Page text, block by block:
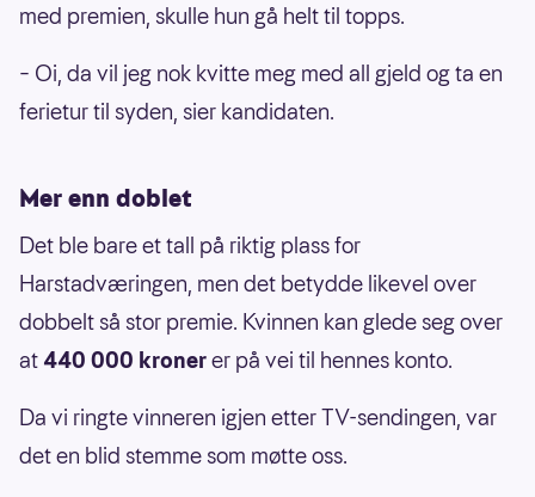
med premien, skulle hun gå helt til topps.
– Oi, da vil jeg nok kvitte meg med all gjeld og ta en
ferietur til syden, sier kandidaten.
Mer enn doblet
Det ble bare et tall på riktig plass for
Harstadværingen, men det betydde likevel over
dobbelt så stor premie. Kvinnen kan glede seg over
at 440 000 kronerer på vei til hennes konto.
Da vi ringte vinneren igjen etter TV-sendingen, var
det en blid stemme som møtte oss.